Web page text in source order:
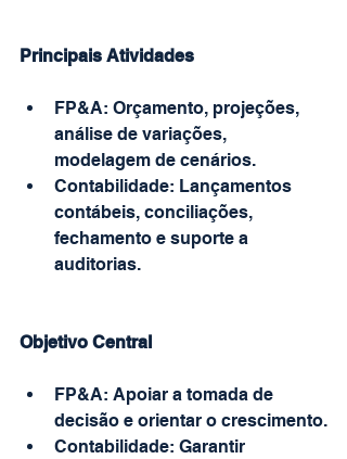
Principais Atividades
FP&A: Orçamento, projeções,
análise de variações,
modelagem de cenários.
Contabilidade: Lançamentos
contábeis, conciliações,
fechamento e suporte a
auditorias.
Objetivo Central
FP&A: Apoiar a tomada de
decisão e orientar o crescimento.
Contabilidade: Garantir